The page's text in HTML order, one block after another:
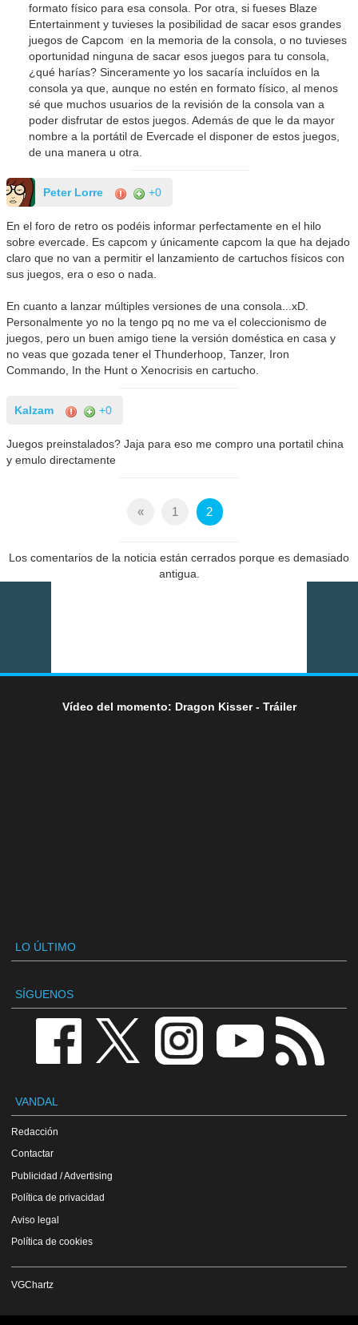
formato físico para esa consola. Por otra, si fueses Blaze
Entertainment y tuvieses la posibilidad de sacar esos grandes
juegos de Capcom en la memoria de la consola, o no tuvieses
oportunidad ninguna de sacar esos juegos para tu consola,
¿qué harías? Sinceramente yo los sacaría incluídos en la
consola ya que, aunque no estén en formato físico, al menos
sé que muchos usuarios de la revisión de la consola van a
poder disfrutar de estos juegos. Además de que le da mayor
nombre a la portátil de Evercade el disponer de estos juegos,
de una manera u otra.
Peter Lorre +0
En el foro de retro os podéis informar perfectamente en el hilo
sobre evercade. Es capcom y únicamente capcom la que ha dejado
claro que no van a permitir el lanzamiento de cartuchos físicos con
sus juegos, era o eso o nada.
En cuanto a lanzar múltiples versiones de una consola...xD.
Personalmente yo no la tengo pq no me va el coleccionismo de
juegos, pero un buen amigo tiene la versión doméstica en casa y
no veas que gozada tener el Thunderhoop, Tanzer, Iron
Commando, In the Hunt o Xenocrisis en cartucho.
Kalzam +0
Juegos preinstalados? Jaja para eso me compro una portatil china
y emulo directamente
« 1 2
Los comentarios de la noticia están cerrados porque es demasiado
antigua.
Vídeo del momento: Dragon Kisser - Tráiler
LO ÚLTIMO
SÍGUENOS
VANDAL
Redacción
Contactar
Publicidad / Advertising
Política de privacidad
Aviso legal
Política de cookies
VGChartz